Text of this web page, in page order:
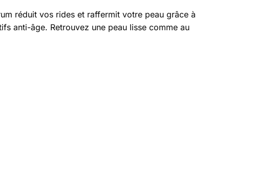
réduit vos rides et raffermit votre peau grâce à
anti-âge. Retrouvez une peau lisse comme au